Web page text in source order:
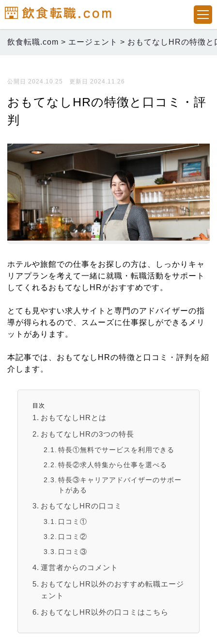
飲食転職.com > エージェント > おもてなしHRの特徴と
公開日 2024.10.25 更新日 2024.11.26
おもてなしHRの特徴と口コミ・評
判
ホテルや旅館での仕事をお探しの方は、しっかりキャ
リアプランを考えて一緒に就職・転職活動をサポート
してくれるおもてなしHRがおすすめです。
とても見やすい求人サイトと専門のアドバイザーの指
導が得られるので、スムーズに仕事探しができるメリ
ットがあります。
本記事では、おもてなしHRの特徴と口コミ・評判を紹
介します。
目次
おもてなしHRとは
おもてなしHRの3つの特長
特長①無料でサービスを利用できる
特長②求人特集から仕事を選べる
特長③キャリアアドバイザーのサポー
トがある
おもてなしHRの口コミ
口コミ①
口コミ②
口コミ③
運営者からのコメント
おもてなしHR以外のおすすめ転職エージ
ェント
おもてなしHR以外の口コミはこちら